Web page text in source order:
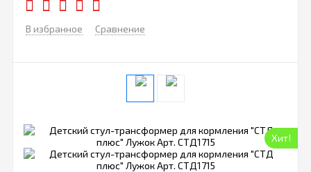
В избранное Сравнение
Хит!